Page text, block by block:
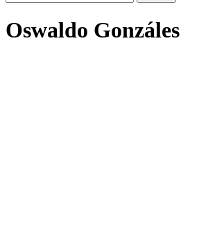
Oswaldo Gonzáles